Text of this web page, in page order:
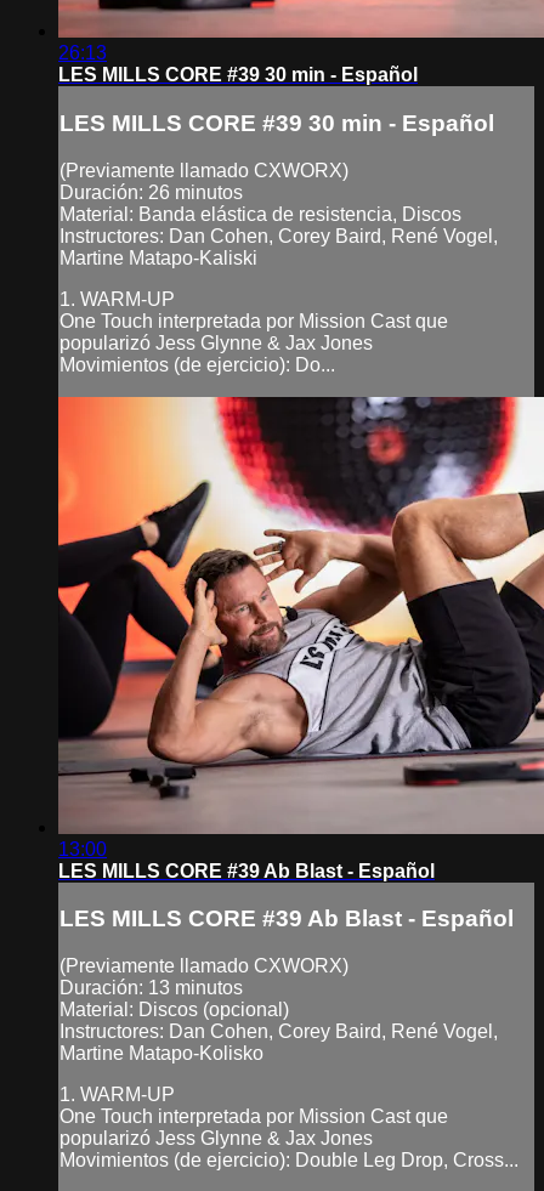
26:13
LES MILLS CORE #39 30 min - Español
LES MILLS CORE #39 30 min - Español
(Previamente llamado CXWORX)
Duración: 26 minutos
Material: Banda elástica de resistencia, Discos
Instructores: Dan Cohen, Corey Baird, René Vogel,
Martine Matapo-Kaliski
1. WARM-UP
One Touch interpretada por Mission Cast que
popularizó Jess Glynne & Jax Jones
Movimientos (de ejercicio): Do...
13:00
LES MILLS CORE #39 Ab Blast - Español
LES MILLS CORE #39 Ab Blast - Español
(Previamente llamado CXWORX)
Duración: 13 minutos
Material: Discos (opcional)
Instructores: Dan Cohen, Corey Baird, René Vogel,
Martine Matapo-Kolisko
1. WARM-UP
One Touch interpretada por Mission Cast que
popularizó Jess Glynne & Jax Jones
Movimientos (de ejercicio): Double Leg Drop, Cross...